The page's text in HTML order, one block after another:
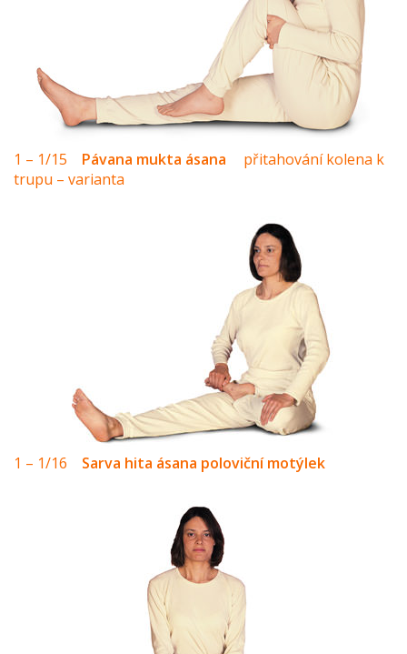
1 – 1/15 Pávana mukta ásana
přitahování kolena k
trupu – varianta
1 – 1/16 Sarva hita ásana poloviční motýlek